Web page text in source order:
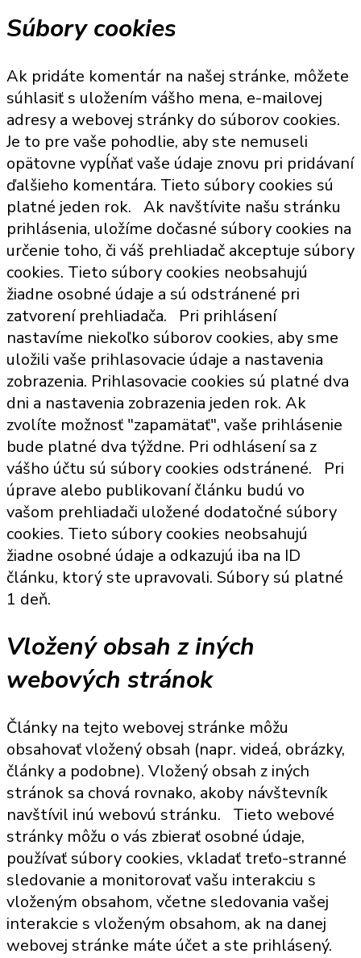
Súbory cookies
Ak pridáte komentár na našej stránke, môžete
súhlasiť s uložením vášho mena, e-mailovej
adresy a webovej stránky do súborov cookies.
Je to pre vaše pohodlie, aby ste nemuseli
opätovne vypĺňať vaše údaje znovu pri pridávaní
ďalšieho komentára. Tieto súbory cookies sú
platné jeden rok. Ak navštívite našu stránku
prihlásenia, uložíme dočasné súbory cookies na
určenie toho, či váš prehliadač akceptuje súbory
cookies. Tieto súbory cookies neobsahujú
žiadne osobné údaje a sú odstránené pri
zatvorení prehliadača. Pri prihlásení
nastavíme niekoľko súborov cookies, aby sme
uložili vaše prihlasovacie údaje a nastavenia
zobrazenia. Prihlasovacie cookies sú platné dva
dni a nastavenia zobrazenia jeden rok. Ak
zvolíte možnosť "zapamätať", vaše prihlásenie
bude platné dva týždne. Pri odhlásení sa z
vášho účtu sú súbory cookies odstránené. Pri
úprave alebo publikovaní článku budú vo
vašom prehliadači uložené dodatočné súbory
cookies. Tieto súbory cookies neobsahujú
žiadne osobné údaje a odkazujú iba na ID
článku, ktorý ste upravovali. Súbory sú platné
1 deň.
Vložený obsah z iných
webových stránok
Články na tejto webovej stránke môžu
obsahovať vložený obsah (napr. videá, obrázky,
články a podobne). Vložený obsah z iných
stránok sa chová rovnako, akoby návštevník
navštívil inú webovú stránku. Tieto webové
stránky môžu o vás zbierať osobné údaje,
používať súbory cookies, vkladať treťo-stranné
sledovanie a monitorovať vašu interakciu s
vloženým obsahom, včetne sledovania vašej
interakcie s vloženým obsahom, ak na danej
webovej stránke máte účet a ste prihlásený.